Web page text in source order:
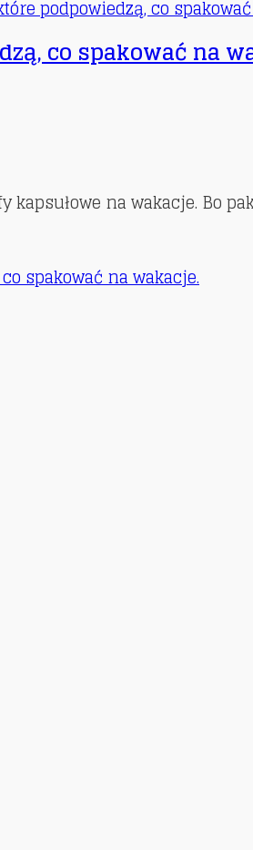
co spakować na
na wakacje. Bo
spakować na wakacje.